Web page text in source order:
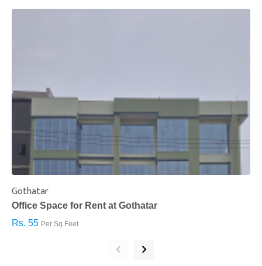
Gothatar
Office Space for Rent at Gothatar
Rs. 55 Per Sq.Feet
‹ ›